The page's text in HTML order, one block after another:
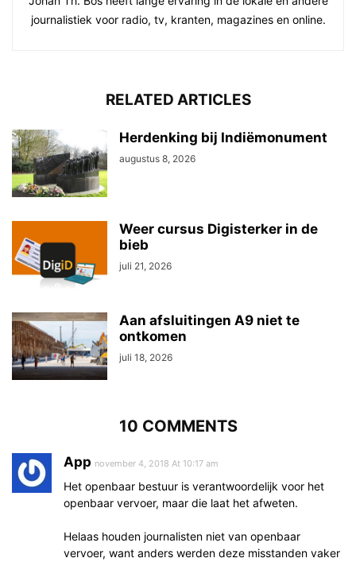
journalistiek voor radio, tv, kranten, magazines en online.
RELATED ARTICLES
Herdenking bij Indiëmonument
augustus 8, 2026
Weer cursus Digisterker in de
bieb
juli 21, 2026
Aan afsluitingen A9 niet te
ontkomen
juli 18, 2026
10 COMMENTS
App november 4, 2018 At 10:17 am
Het openbaar bestuur is verantwoordelijk voor het
openbaar vervoer, maar die laat het afweten.
Helaas houden journalisten niet van openbaar
vervoer, want anders werden deze misstanden vaker